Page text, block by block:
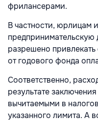
фрилансерами.
В частности,
предпринимательскую
разрешено
от годового фонда
Соответственно,
результате
вычитаемыми в
указанного лимита. А